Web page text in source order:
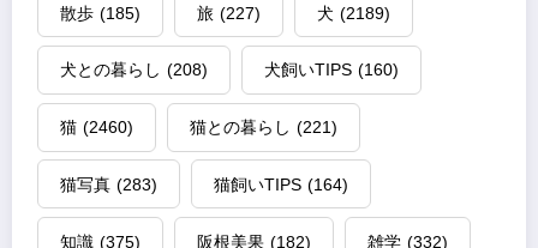
散歩 (185) 旅 (227) 犬 (2189)
犬との暮らし (208) 犬飼いTIPS (160)
猫 (2460) 猫との暮らし (221)
猫写真 (283) 猫飼いTIPS (164)
知識 (375) 阪根美果 (182) 雑学 (332)